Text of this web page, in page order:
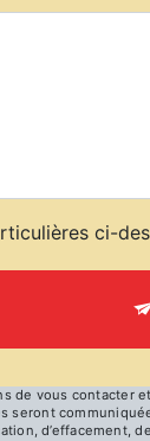
ci-
de vous